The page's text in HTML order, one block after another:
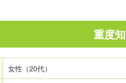
重度
女性（20代）